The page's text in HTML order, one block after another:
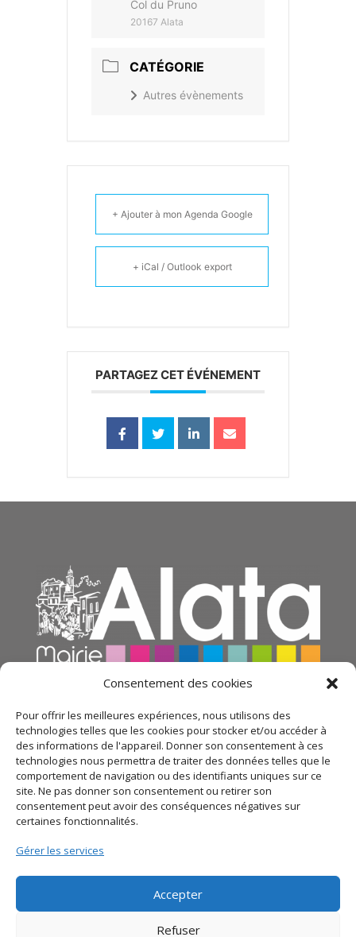
Consentement des cookies
Pour offrir les meilleures expériences, nous utilisons des
technologies telles que les cookies pour stocker et/ou accéder à
des informations de l'appareil. Donner son consentement à ces
technologies nous permettra de traiter des données telles que le
comportement de navigation ou des identifiants uniques sur ce
site. Ne pas donner son consentement ou retirer son
consentement peut avoir des conséquences négatives sur
certaines fonctionnalités.
Gérer les services
Accepter
Refuser
Col du Pruno
20167 Alata
CATÉGORIE
Autres évènements
+ Ajouter à mon Agenda Google
+ iCal / Outlook export
PARTAGEZ CET ÉVÉNEMENT
© 2021 Mairie d’Alata – Réalisation